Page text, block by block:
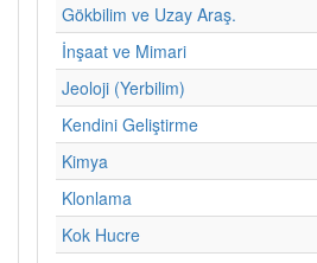
Gökbilim ve Uzay Araş.
İnşaat ve Mimari
Jeoloji (Yerbilim)
Kendini Geliştirme
Kimya
Klonlama
Kok Hucre